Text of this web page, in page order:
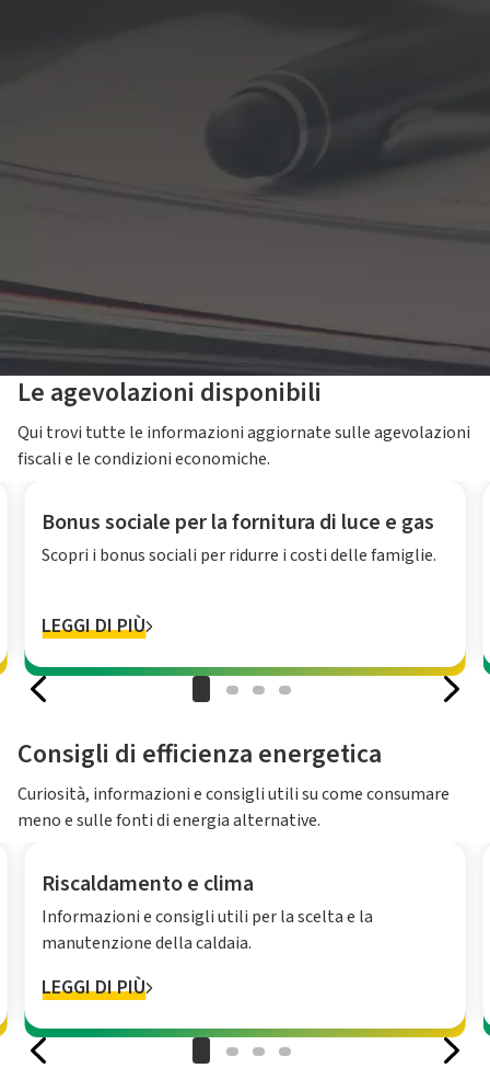
Le agevolazioni disponibili
Qui trovi tutte le informazioni aggiornate sulle agevolazioni
fiscali e le condizioni economiche.
Bonus sociale per la fornitura di luce e gas
Scopri i bonus sociali per ridurre i costi delle famiglie.
LEGGI DI PIÙ
Consigli di efficienza energetica
Curiosità, informazioni e consigli utili su come consumare
meno e sulle fonti di energia alternative.
Riscaldamento e clima
Informazioni e consigli utili per la scelta e la
manutenzione della caldaia.
LEGGI DI PIÙ